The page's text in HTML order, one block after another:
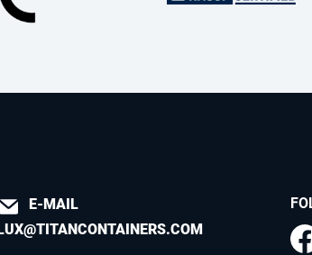
E-MAIL
LUX@TITANCONTAINERS.COM